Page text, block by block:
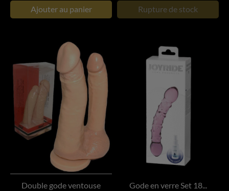
Ajouter au panier Rupture de stock
Double gode ventouse
Gode en verre Set 18...